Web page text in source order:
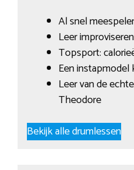
Al snel
Leer
Topsport:
Een
Leer van de
Theodore
Bekijk alle drumlessen